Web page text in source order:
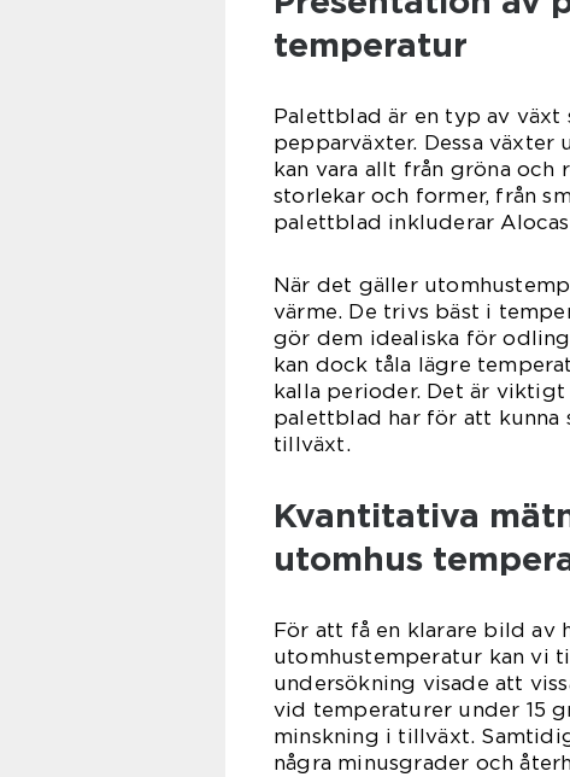
temperatur
Palettblad är en typ av växt
pepparväxter. Dessa växter
kan vara allt från gröna
storlekar och former, från
palettblad inkluderar
När det gäller
värme. De trivs bäst i
gör dem idealiska för
kan dock tåla lägre
kalla perioder. Det är
palettblad har för att kunna
tillväxt.
Kvantitativa
utomhus
För att få en klarare bild av
utomhustemperatur kan vi
undersökning visade att
vid temperaturer under 15
minskning i tillväxt.
några minusgrader och